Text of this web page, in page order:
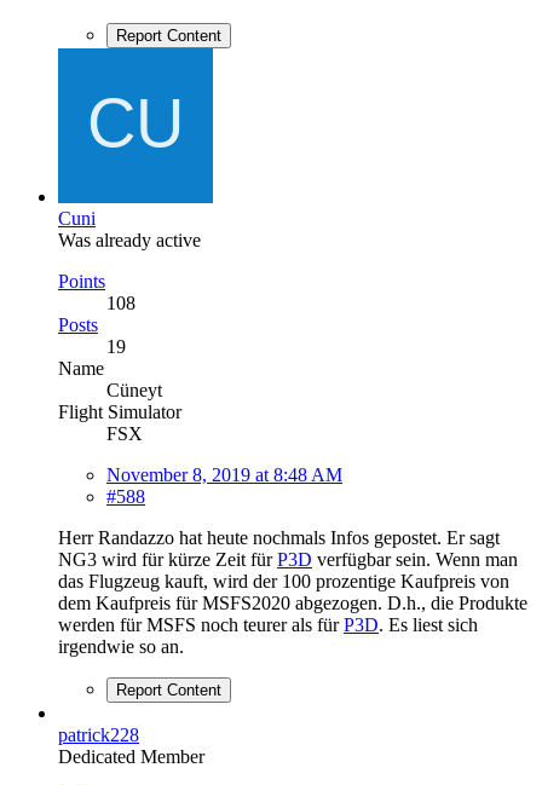
Report Content
Cuni
Was already active
Points
108
Posts
19
Name
Cüneyt
Flight Simulator
FSX
November 8, 2019 at 8:48 AM
#588
Herr Randazzo hat heute nochmals Infos gepostet. Er sagt
NG3 wird für kürze Zeit fürP3D verfügbar sein. Wenn man
das Flugzeug kauft, wird der 100 prozentige Kaufpreis von
dem Kaufpreis für MSFS2020 abgezogen. D.h., die Produkte
werden für MSFS noch teurer als fürP3D. Es liest sich
irgendwie so an.
Report Content
patrick228
Dedicated Member